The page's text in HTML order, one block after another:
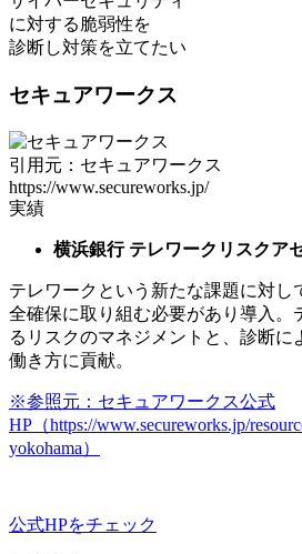
に対する脆弱性を
診断し対策を立てたい
セキュアワークス
引用元：セキュアワークス
https://www.secureworks.jp/
実績
横浜銀行 テレワークリスクア
テレワークという新たな課題に対し
全確保に取り組む必要があり導入。
るリスクのマネジメントと、診断に
働き方に貢献。
※参照元：セキュアワークス公式
HP（https://www.secureworks.jp/
yokohama）
公式HPをチェック